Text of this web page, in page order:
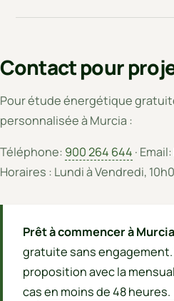
Contact pour
Pour étude énergétique
personnalisée à Murcia :
Téléphone: 900 264 644 · Email:
Horaires : Lundi à Vendredi,
Prêt à commencer à
gratuite sans engagement.
proposition avec la
cas en moins de 48 heures.